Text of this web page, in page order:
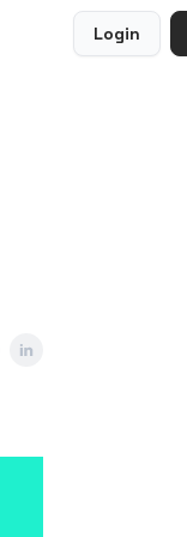
Login